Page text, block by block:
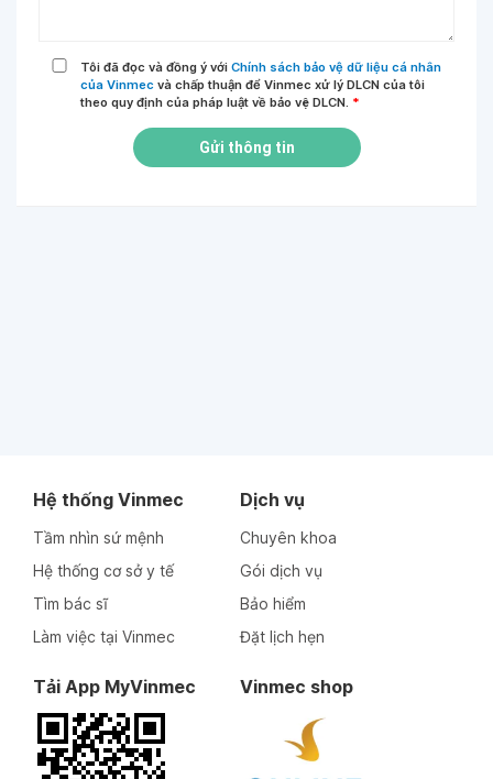
Tôi đã đọc và đồng ý với Chính sách bảo vệ dữ liệu cá nhân
của Vinmec và chấp thuận để Vinmec xử lý DLCN của tôi
theo quy định của pháp luật về bảo vệ DLCN. *
Gửi thông tin
Hệ thống Vinmec
Tầm nhìn sứ mệnh
Hệ thống cơ sở y tế
Tìm bác sĩ
Làm việc tại Vinmec
Dịch vụ
Chuyên khoa
Gói dịch vụ
Bảo hiểm
Đặt lịch hẹn
Tải App MyVinmec Vinmec shop